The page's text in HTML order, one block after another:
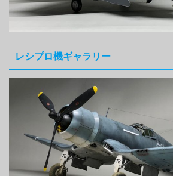
レシプロ機ギャラリー